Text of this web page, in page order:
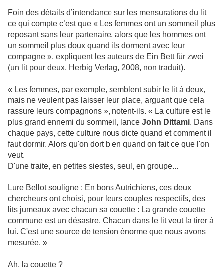
Foin des détails d’intendance sur les mensurations du lit
ce qui compte c’est que « Les femmes ont un sommeil plus
reposant sans leur partenaire, alors que les hommes ont
un sommeil plus doux quand ils dorment avec leur
compagne », expliquent les auteurs de Ein Bett für zwei
(un lit pour deux, Herbig Verlag, 2008, non traduit).
« Les femmes, par exemple, semblent subir le lit à deux,
mais ne veulent pas laisser leur place, arguant que cela
rassure leurs compagnons », notent-ils. « La culture est le
plus grand ennemi du sommeil, lance John Dittami. Dans
chaque pays, cette culture nous dicte quand et comment il
faut dormir. Alors qu'on dort bien quand on fait ce que l'on
veut.
D'une traite, en petites siestes, seul, en groupe...
Lure Bellot souligne : En bons Autrichiens, ces deux
chercheurs ont choisi, pour leurs couples respectifs, des
lits jumeaux avec chacun sa couette : La grande couette
commune est un désastre. Chacun dans le lit veut la tirer à
lui. C'est une source de tension énorme que nous avons
mesurée. »
Ah, la couette ?